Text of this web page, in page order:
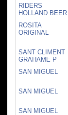
RIDERS
HOLLAND BEER
ROSITA
ORIGINAL
SANT CLIMENT
GRAHAME P
SAN MIGUEL
SAN MIGUEL
SAN MIGUEL